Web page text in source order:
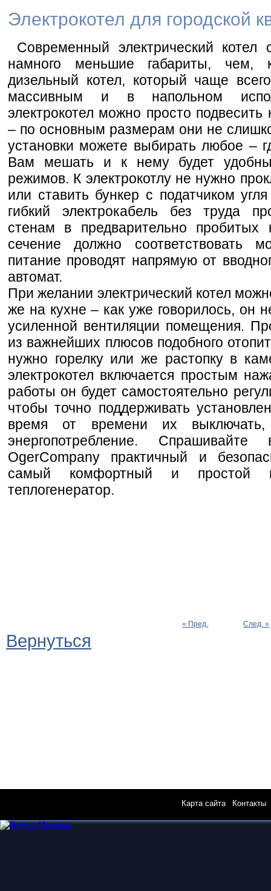
Электрокотел для городской
Современный электрический
намного меньшие габариты, чем,
дизельный котел, который чаще
массивным и в напольном
электрокотел можно просто
– по основным размерам они не
установки можете выбирать любое –
Вам мешать и к нему будет
режимов. К электрокотлу не нужно
или ставить бункер с податчиком
гибкий электрокабель без труда
стенам в предварительно пробитых
сечение должно соответствовать
питание проводят напрямую от
автомат.
При желании электрический котел
же на кухне – как уже говорилось, он
усиленной вентиляции помещения.
из важнейших плюсов подобного
нужно горелку или же растопку в
электрокотел включается простым
работы он будет самостоятельно
чтобы точно поддерживать
время от времени их выключать,
энергопотребление.
OgerCompany практичный и
самый комфортный и простой
теплогенератор.
« Пред. След. »
Вернуться
Карта сайта| Контакты